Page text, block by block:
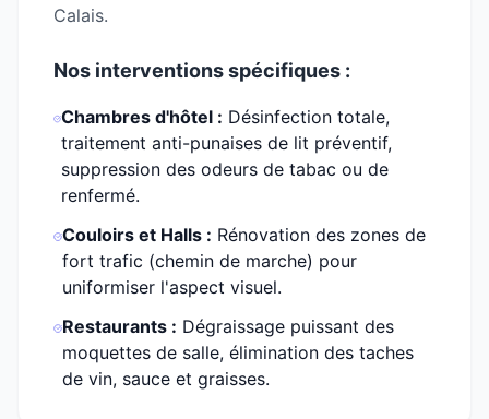
Calais.
Nos interventions spécifiques :
Chambres d'hôtel : Désinfection totale,
traitement anti-punaises de lit préventif,
suppression des odeurs de tabac ou de
renfermé.
Couloirs et Halls : Rénovation des zones de
fort trafic (chemin de marche) pour
uniformiser l'aspect visuel.
Restaurants : Dégraissage puissant des
moquettes de salle, élimination des taches
de vin, sauce et graisses.